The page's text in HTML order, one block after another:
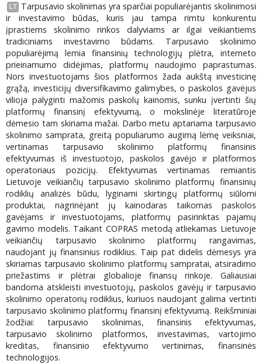
LT
Tarpusavio skolinimas yra sparčiai populiarėjantis skolinimosi
ir investavimo būdas, kuris jau tampa rimtu konkurentu
įprastiems skolinimo rinkos dalyviams ar ilgai veikiantiems
tradiciniams investavimo būdams. Tarpusavio skolinimo
populiarėjimą lemia finansinių technologijų plėtra, interneto
prieinamumo didėjimas, platformų naudojimo paprastumas.
Nors investuotojams šios platformos žada aukštą investicinę
grąžą, investicijų diversifikavimo galimybes, o paskolos gavėjus
vilioja palyginti mažomis paskolų kainomis, sunku įvertinti šių
platformų finansinį efektyvumą, o mokslinėje literatūroje
dėmesio tam skiriama mažai. Darbo metu aptariama tarpusavio
skolinimo samprata, greitą populiarumo augimą lėmę veiksniai,
vertinamas tarpusavio skolinimo platformų finansinis
efektyvumas iš investuotojo, paskolos gavėjo ir platformos
operatoriaus pozicijų. Efektyvumas vertinamas remiantis
Lietuvoje veikiančių tarpusavio skolinimo platformų finansinių
rodiklių analizės būdu, lyginami skirtingų platformų siūlomi
produktai, nagrinėjant jų kainodaras taikomas paskolos
gavėjams ir investuotojams, platformų pasirinktas pajamų
gavimo modelis. Taikant COPRAS metodą atliekamas Lietuvoje
veikiančių tarpusavio skolinimo platformų rangavimas,
naudojant jų finansinius rodiklius. Taip pat didelis dėmesys yra
skiriamas tarpusavio skolinimo platformų sampratai, atsiradimo
priežastims ir plėtrai globalioje finansų rinkoje. Galiausiai
bandoma atskleisti investuotojų, paskolos gavėjų ir tarpusavio
skolinimo operatorių rodiklius, kuriuos naudojant galima vertinti
tarpusavio skolinimo platformų finansinį efektyvumą. Reikšminiai
žodžiai: tarpusavio skolinimas, finansinis efektyvumas,
tarpusavio skolinimo platformos, investavimas, vartojimo
kreditas, finansinio efektyvumo vertinimas, finansinės
technologijos.